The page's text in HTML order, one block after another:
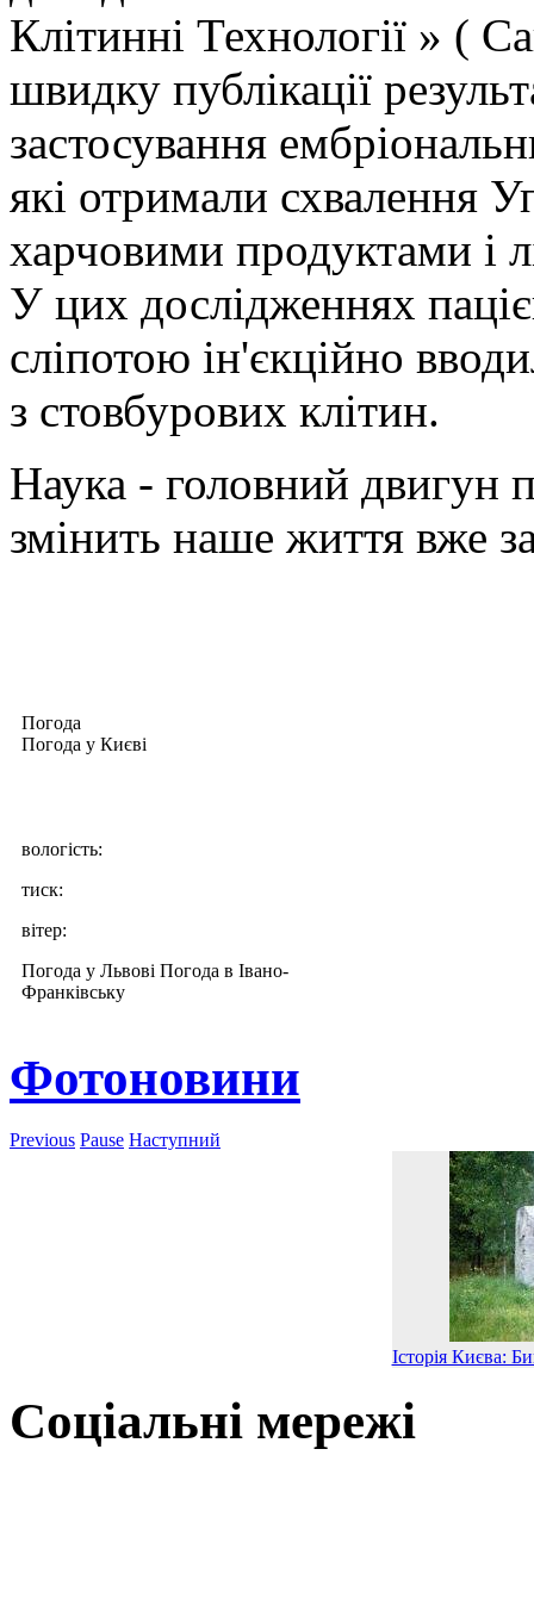
Клітинні Технології » (
швидку публікації
застосування
які отримали схвалення
харчовими продуктами і
У цих дослідженнях
сліпотою ін'єкційно
з стовбурових клітин.
Наука - головний двигун
змінить наше життя вже
Погода
Погода у Києві
вологість:
тиск:
вітер:
Погода у Львові Погода в Івано-
Франківську
Фотоновини
Previous Pause Наступний
Історія Києва:
Соціальні мережі